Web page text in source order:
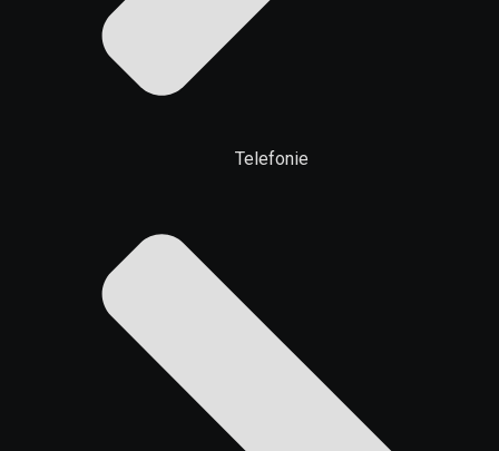
Telefonie